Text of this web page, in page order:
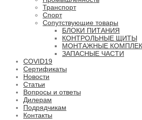
Транспорт
Спорт
Сопутствующие товары
БЛОКИ ПИТАНИЯ
КОНТРОЛЬНЫЕ ЩИТЫ
МОНТАЖНЫЕ
ЗАПАСНЫЕ ЧАСТИ
COVID19
Сертификаты
Новости
Статьи
Вопросы и ответы
Дилерам
Подрядчикам
Контакты